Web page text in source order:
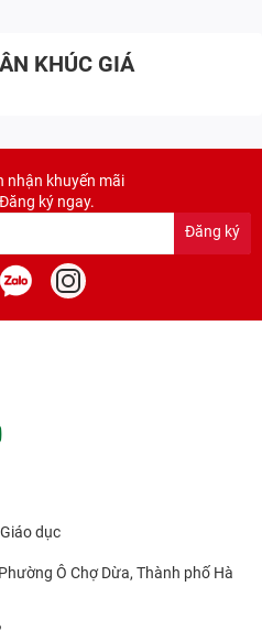
KHÚC GIÁ
nhận khuyến mãi
ký ngay.
Đăng ký
dục
Ô Chợ Dừa, Thành phố Hà